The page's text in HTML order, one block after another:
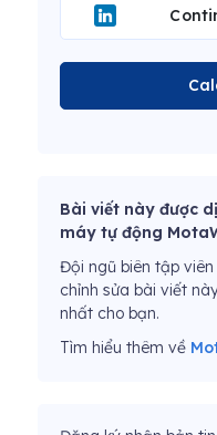
Bài viết này được
máy tự động
Đội ngũ biên tập
chỉnh sửa bài viết
nhất cho bạn.
Tìm hiểu thêm về